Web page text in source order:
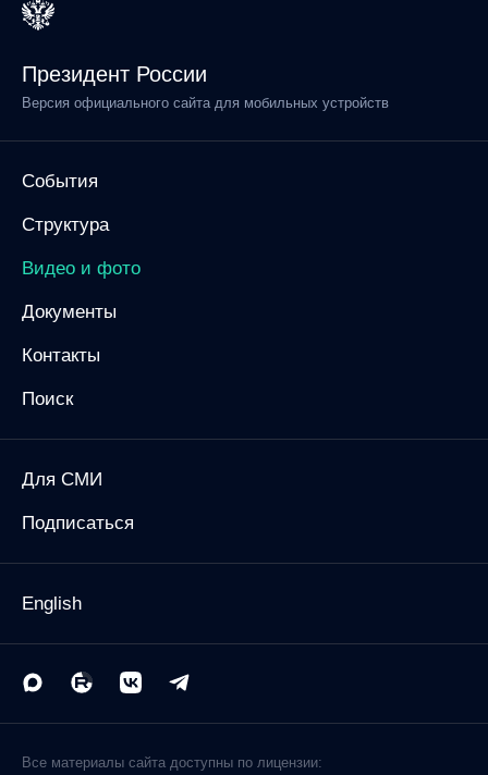
Президент России
Версия официального сайта для мобильных устройств
События
Структура
Видео и фото
Документы
Контакты
Поиск
Для СМИ
Подписаться
English
Все материалы сайта доступны по лицензии: